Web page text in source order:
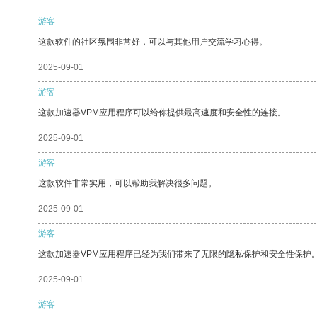
游客
这款软件的社区氛围非常好，可以与其他用户交流学习心得。
2025-09-01
游客
这款加速器VPM应用程序可以给你提供最高速度和安全性的连接。
2025-09-01
游客
这款软件非常实用，可以帮助我解决很多问题。
2025-09-01
游客
这款加速器VPM应用程序已经为我们带来了无限的隐私保护和安全性保护
2025-09-01
游客